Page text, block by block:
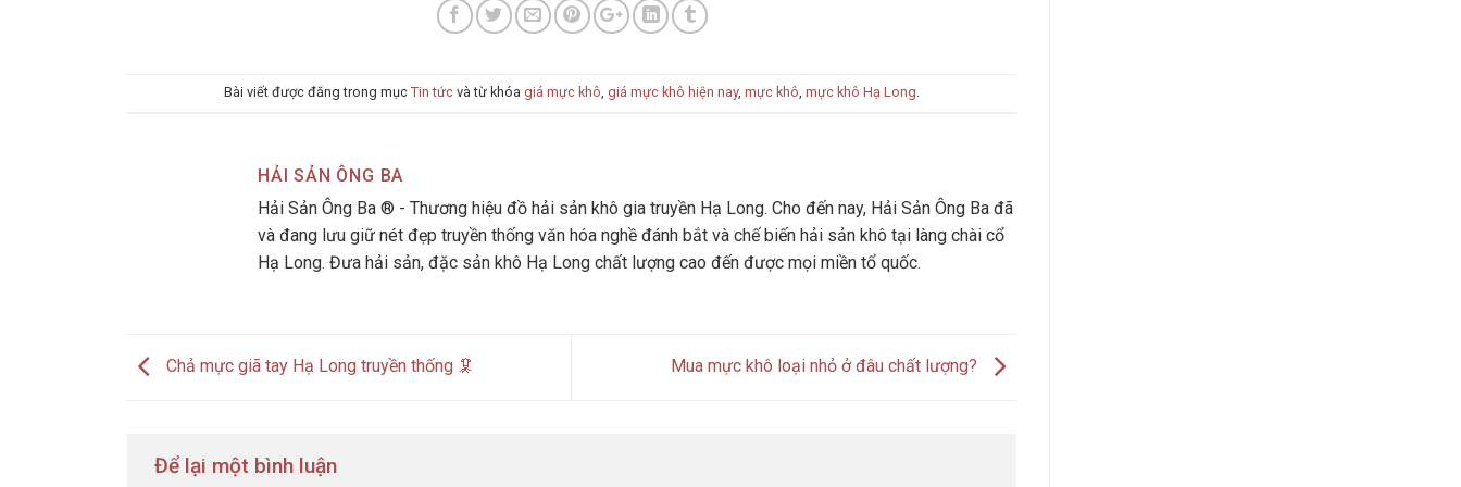
Bài viết được đăng trong mục Tin tứcvà từ khóa giá mực khô, giá mực khô hiện nay, mực khô, mực khô Hạ Long.
HẢI SẢN ÔNG BA
Hải Sản Ông Ba ® - Thương hiệu đồ hải sản khô gia truyền Hạ Long. Cho đến nay, Hải Sản Ông Ba đã
và đang lưu giữ nét đẹp truyền thống văn hóa nghề đánh bắt và chế biến hải sản khô tại làng chài cổ
Hạ Long. Đưa hải sản, đặc sản khô Hạ Long chất lượng cao đến được mọi miền tổ quốc.
Chả mực giã tay Hạ Long truyền thống 🦑 Mua mực khô loại nhỏ ở đâu chất lượng?
Để lại một bình luận